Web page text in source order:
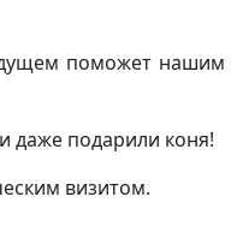
поможет нашим
даже подарили коня!
визитом.